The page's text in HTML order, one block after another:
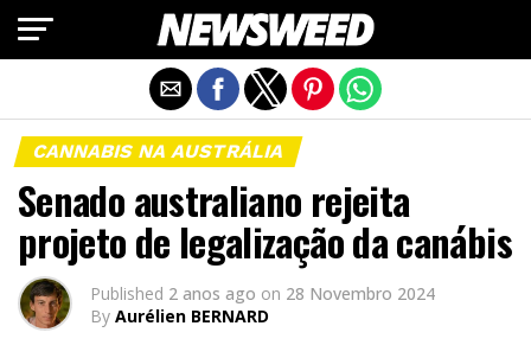
CANNABIS NA AUSTRÁLIA
Senado australiano rejeita
projeto de legalização da canábis
Published 2 anos ago on 28 Novembro 2024
By Aurélien BERNARD
Exit mobile version